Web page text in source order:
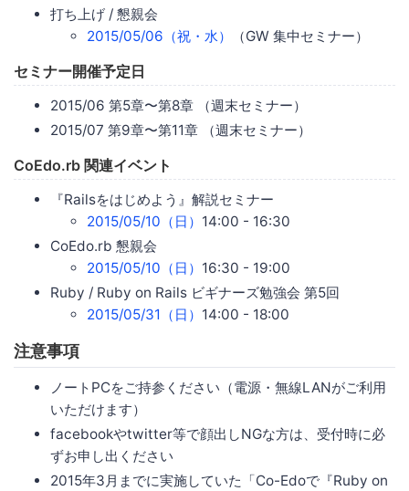
打ち上げ / 懇親会
2015/05/06（祝・水）
（GW 集中セミナー）
セミナー開催予定日
2015/06 第5章〜第8章 （週末セミナー）
2015/07 第9章〜第11章 （週末セミナー）
CoEdo.rb 関連イベント
『Railsをはじめよう』解説セミナー
2015/05/10（日） 14:00 - 16:30
CoEdo.rb 懇親会
2015/05/10（日） 16:30 - 19:00
Ruby / Ruby on Rails ビギナーズ勉強会 第5回
2015/05/31（日） 14:00 - 18:00
注意事項
ノートPCをご持参ください（電源・無線LANがご利用
いただけます）
facebookやtwitter等で顔出しNGな方は、受付時に必
ずお申し出ください
2015年3月までに実施していた「Co-Edoで『Ruby on